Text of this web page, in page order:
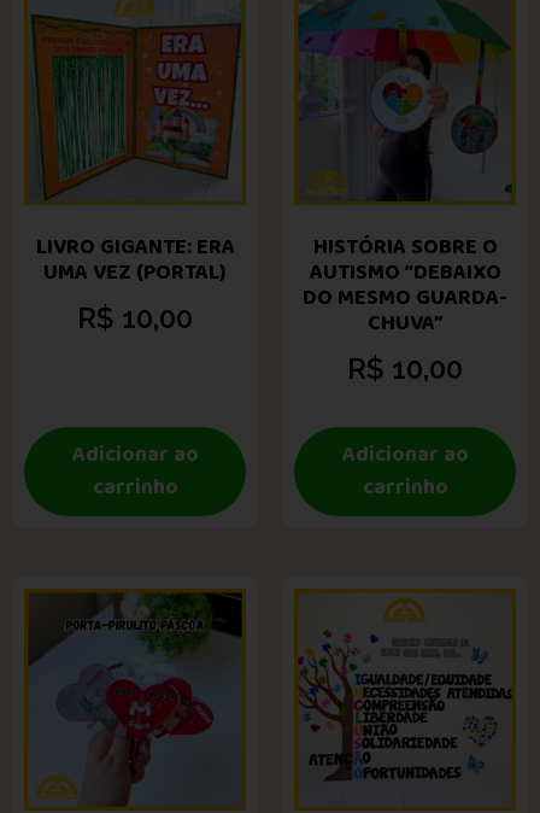
LIVRO GIGANTE: ERA
UMA VEZ (PORTAL)
R$ 10,00
Adicionar ao
carrinho
HISTÓRIA SOBRE O
AUTISMO “DEBAIXO
DO MESMO GUARDA-
CHUVA”
R$ 10,00
Adicionar ao
carrinho